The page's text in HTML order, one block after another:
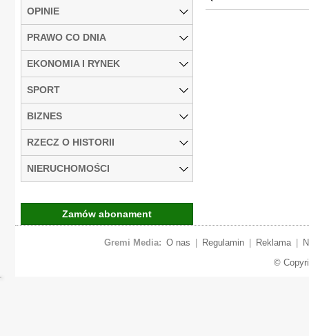
OPINIE
PRAWO CO DNIA
EKONOMIA I RYNEK
SPORT
BIZNES
RZECZ O HISTORII
NIERUCHOMOŚCI
Zamów abonament
Gremi Media: O nas Regulamin Reklama
©